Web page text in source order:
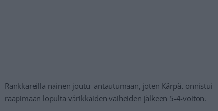
Rankkareilla nainen joutui antautumaan, joten Kärpät onnistui
raapimaan lopulta värikkäiden vaiheiden jälkeen 5-4-voiton.